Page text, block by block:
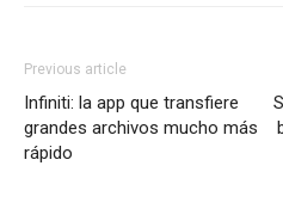
Previous article
Infiniti: la app que transfiere
grandes archivos mucho más
rápido